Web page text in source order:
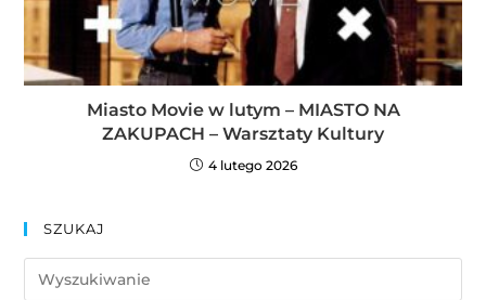
Miasto Movie w lutym – MIASTO NA
ZAKUPACH – Warsztaty Kultury
4 lutego 2026
SZUKAJ